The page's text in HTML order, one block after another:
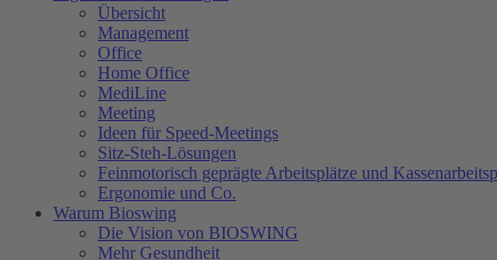
Übersicht
Management
Office
Home Office
MediLine
Meeting
Ideen für Speed-Meetings
Sitz-Steh-Lösungen
Feinmotorisch geprägte Arbeitsplätze und
Ergonomie und Co.
Warum Bioswing
Die Vision von BIOSWING
Mehr Gesundheit